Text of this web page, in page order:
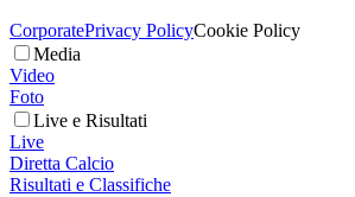
CorporatePrivacy PolicyCookie Policy
Media
Video
Foto
Live e Risultati
Live
Diretta Calcio
Risultati e Classifiche